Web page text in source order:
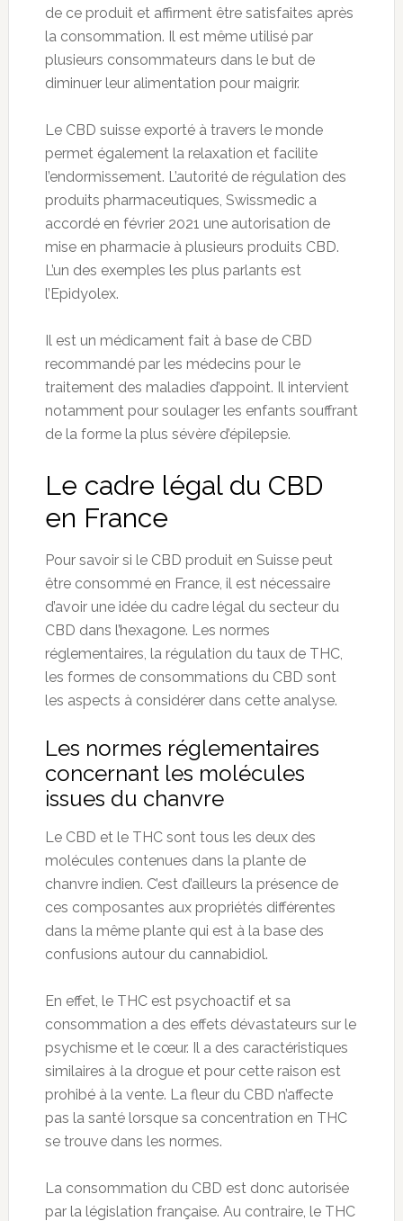
de ce produit et affirment être satisfaites après
la consommation. Il est même utilisé par
plusieurs consommateurs dans le but de
diminuer leur alimentation pour maigrir.
Le CBD suisse exporté à travers le monde
permet également la relaxation et facilite
l’endormissement. L’autorité de régulation des
produits pharmaceutiques, Swissmedic a
accordé en février 2021 une autorisation de
mise en pharmacie à plusieurs produits CBD.
L’un des exemples les plus parlants est
l’Epidyolex.
Il est un médicament fait à base de CBD
recommandé par les médecins pour le
traitement des maladies d’appoint. Il intervient
notamment pour soulager les enfants souffrant
de la forme la plus sévère d’épilepsie.
Le cadre légal du CBD
en France
Pour savoir si le CBD produit en Suisse peut
être consommé en France, il est nécessaire
d’avoir une idée du cadre légal du secteur du
CBD dans l’hexagone. Les normes
réglementaires, la régulation du taux de THC,
les formes de consommations du CBD sont
les aspects à considérer dans cette analyse.
Les normes réglementaires
concernant les molécules
issues du chanvre
Le CBD et le THC sont tous les deux des
molécules contenues dans la plante de
chanvre indien. C’est d’ailleurs la présence de
ces composantes aux propriétés différentes
dans la même plante qui est à la base des
confusions autour du cannabidiol.
En effet, le THC est psychoactif et sa
consommation a des effets dévastateurs sur le
psychisme et le cœur. Il a des caractéristiques
similaires à la drogue et pour cette raison est
prohibé à la vente. La fleur du CBD n’affecte
pas la santé lorsque sa concentration en THC
se trouve dans les normes.
La consommation du CBD est donc autorisée
par la législation française. Au contraire, le THC